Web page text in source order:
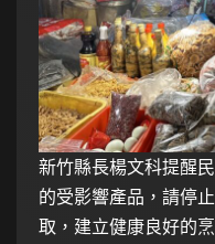
新竹縣長楊文科提醒
的受影響產品，請停
取，建立健康良好的